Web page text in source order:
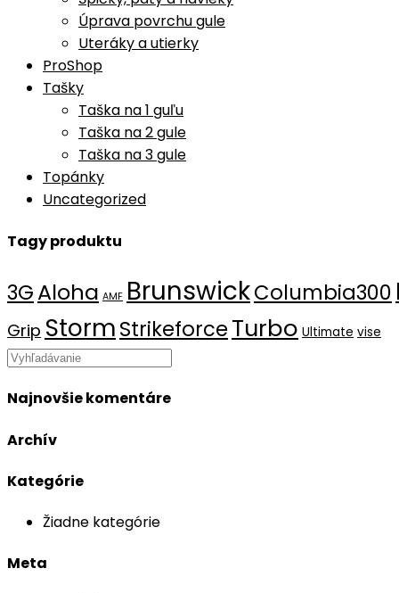
Úprava povrchu gule
Uteráky a utierky
ProShop
Tašky
Taška na 1 guľu
Taška na 2 gule
Taška na 3 gule
Topánky
Uncategorized
Tagy produktu
3GAloha AMF BrunswickColumbia300
Grip StormStrikeforceTurbo Ultimate vise
Search
website
Najnovšie komentáre
Archív
Kategórie
Žiadne kategórie
Meta